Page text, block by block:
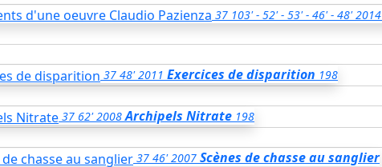
37 103' - 52' - 53' - 46' - 48' 2014
37 48' 2011 Exercices de disparition 198
37 62' 2008 Archipels Nitrate 198
37 46' 2007 Scènes de chasse au sanglier